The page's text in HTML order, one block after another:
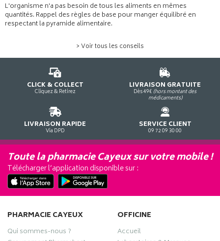
L'organisme n'a pas besoin de tous les aliments en mêmes
quantités. Rappel des règles de base pour manger équilibré en
respectant la pyramide alimentaire.
> Voir tous les conseils
CLICK & COLLECT
Cliquez & Retirez
LIVRAISON GRATUITE
Dès 49€ (hors montant des
médicaments)
LIVRAISON RAPIDE
Via DPD
SERVICE CLIENT
09 72 09 30 00
Toute la pharmacie Cayeux sur votre mobile !
Télécharger l’application disponible sur :
PHARMACIE CAYEUX
Qui sommes-nous ?
OFFICINE
Accueil